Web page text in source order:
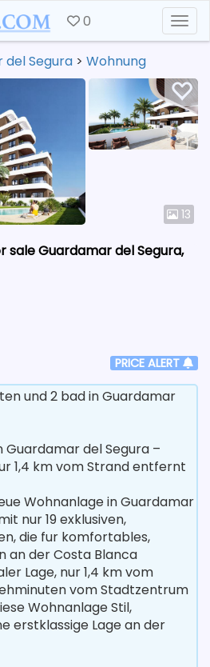
0
del Segura > Wohnung
13
sale Guardamar del Segura,
PRICE ALERT
und 2 bad in Guardamar
Guardamar del Segura –
1,4 km vom Strand entfernt
Wohnanlage in Guardamar
nur 19 exklusiven,
die fur komfortables,
an der Costa Blanca
Lage, nur 1,4 km vom
vom Stadtzentrum
Wohnanlage Stil,
erstklassige Lage an der